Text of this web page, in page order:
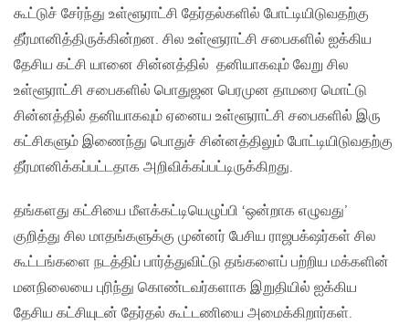
கூட்டுச் சேர்ந்து உள்ளூராட்சி தேர்தல்களில் போட்டியிடுவதற்கு
தீர்மானித்திருக்கின்றன. சில உள்ளூராட்சி சபைகளில் ஐக்கிய
தேசிய கட்சி யானை சின்னத்தில் தனியாகவும் வேறு சில
உள்ளூராட்சி சபைகளில் பொதுஜன பெரமுன தாமரை மொட்டு
சின்னத்தில் தனியாகவும் ஏனைய உள்ளூராட்சி சபைகளில் இரு
கட்சிகளும் இணைந்து பொதுச் சின்னத்திலும் போட்டியிடுவதற்கு
தீர்மானிக்கப்பட்டதாக அறிவிக்கப்பட்டிருக்கிறது.
தங்களது கட்சியை மீளக்கட்டியெழுப்பி ‘ஒன்றாக எழுவது’
குறித்து சில மாதங்களுக்கு முன்னர் பேசிய ராஜபக்‌ஷர்கள் சில
கூட்டங்களை நடத்திப் பார்த்துவிட்டு தங்களைப் பற்றிய மக்களின்
மனநிலையை புரிந்து கொண்டவர்களாக இறுதியில் ஐக்கிய
தேசிய கட்சியுடன் தேர்தல் கூட்டணியை அமைக்கிறார்கள்.